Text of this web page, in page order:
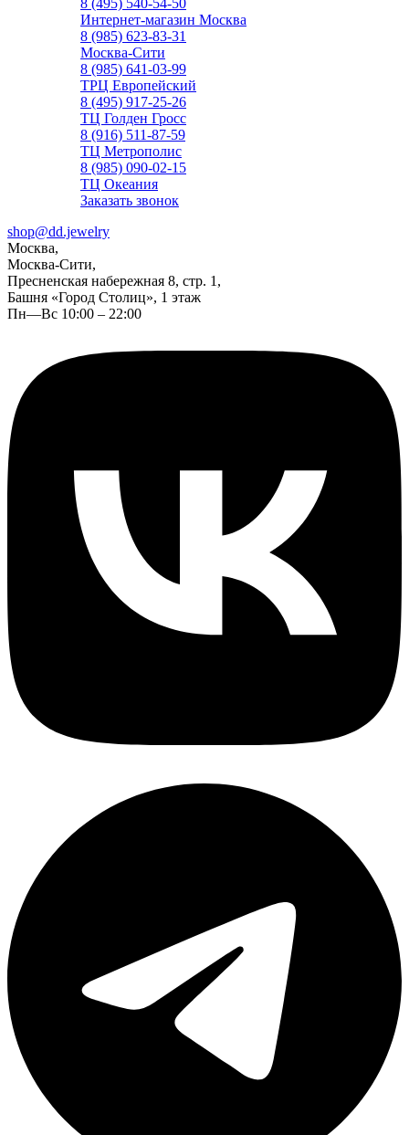
8 (495) 540-54-50
Интернет-магазин Москва
8 (985) 623-83-31
Москва-Сити
8 (985) 641-03-99
ТРЦ Европейский
8 (495) 917-25-26
ТЦ Голден Гросс
8 (916) 511-87-59
ТЦ Метрополис
8 (985) 090-02-15
ТЦ Океания
Заказать звонок
shop@dd.jewelry
Москва,
Москва-Сити,
Пресненская набережная 8, стр. 1,
Башня «Город Столиц», 1 этаж
Пн—Вс 10:00 – 22:00